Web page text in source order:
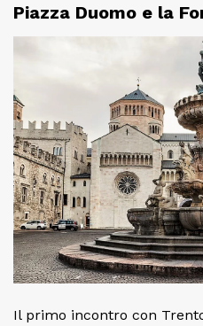
Piazza Duomo e la
Il primo incontro con